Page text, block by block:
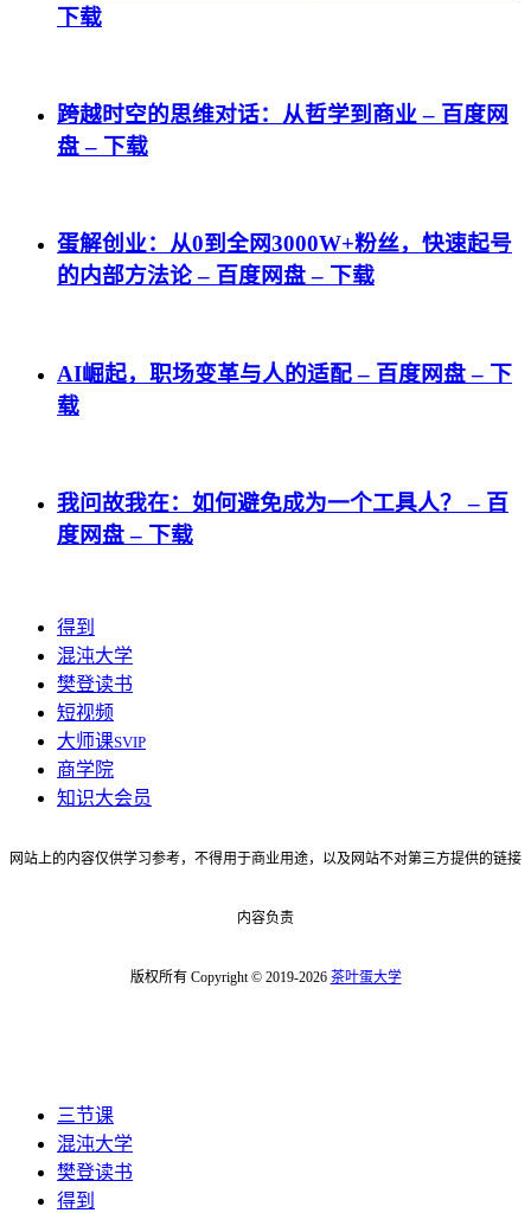
下载
跨越时空的思维对话：从哲学到商业 – 百度网
盘 – 下载
蛋解创业：从0到全网3000W+粉丝，快速起号
的内部方法论 – 百度网盘 – 下载
AI崛起，职场变革与人的适配 – 百度网盘 – 下
载
我问故我在：如何避免成为一个工具人？ – 百
度网盘 – 下载
得到
混沌大学
樊登读书
短视频
大师课SVIP
商学院
知识大会员
网站上的内容仅供学习参考，不得用于商业用途，以及网站不对第三方提供的链接
内容负责
版权所有 Copyright © 2019-2026 茶叶蛋大学
三节课
混沌大学
樊登读书
得到